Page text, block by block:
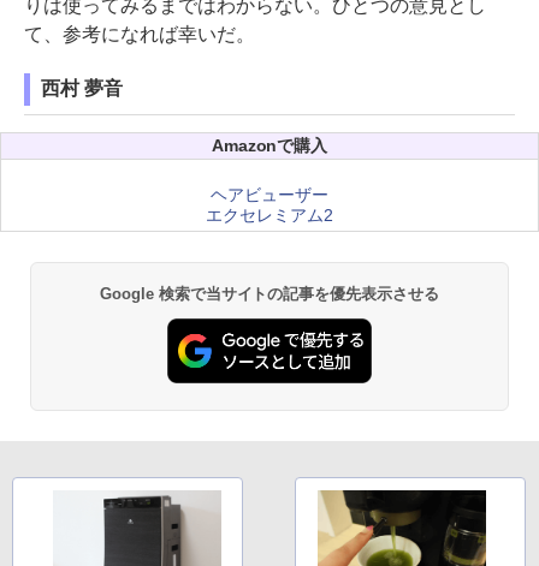
りは使ってみるまではわからない。ひとつの意見とし
て、参考になれば幸いだ。
西村 夢音
Amazonで購入
ヘアビューザー
エクセレミアム2
Google 検索で当サイトの記事を優先表示させる